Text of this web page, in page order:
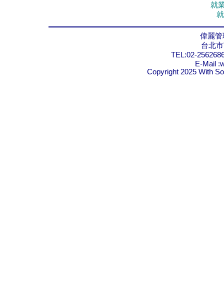
就
偉麗
台北
TEL:02-
E-Mail
Copyright 2025 With